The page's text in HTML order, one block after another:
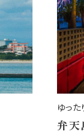
ゆっ
弁天